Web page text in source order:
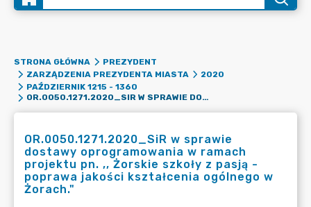
STRONA GŁÓWNA
PREZYDENT
ZARZĄDZENIA PREZYDENTA MIASTA
2020
PAŹDZIERNIK 1215 - 1360
OR.0050.1271.2020_SIR W SPRAWIE DOSTAWY OPROGRAMOWANIA W RAMACH PROJEKTU PN. ,, ŻORSKIE SZKOŁY Z PASJĄ - POPRAWA JAKOŚCI KSZTAŁCENIA OGÓLNEGO W ŻORACH."
OR.0050.1271.2020_SiR w sprawie
dostawy oprogramowania w ramach
projektu pn. ,, Żorskie szkoły z pasją -
poprawa jakości kształcenia ogólnego w
Żorach."